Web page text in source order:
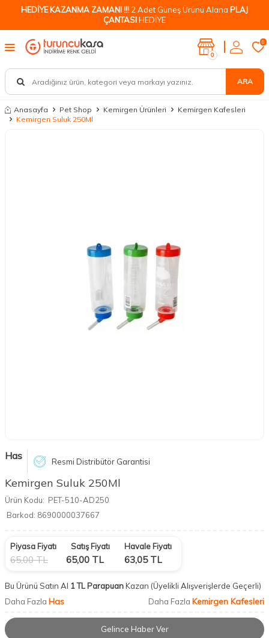
HEDİYE KAZANMA ZAMANI !!! 2 Adet Güneş Ürünü Alana PLAJ
ÇANTASIHEDİYE
ARA
0
0
Anasayfa Pet Shop Kemirgen Ürünleri
Kemirgen Kafesleri
Kemirgen Suluk 250Ml
Has Resmi Distribütör Garantisi
Kemirgen Suluk 250Ml
Ürün Kodu: PET-510-AD250
Barkod: 8690000037667
Piyasa Fiyatı
65,00TL
Satış Fiyatı
65,00 TL
Havale Fiyatı
63,05TL
Bu Ürünü Satın Al 1 TL ParapuanKazan (Üyelikli Alışverişlerde Geçerli)
Daha Fazla Has Daha Fazla Kemirgen Kafesleri
Gelince Haber Ver